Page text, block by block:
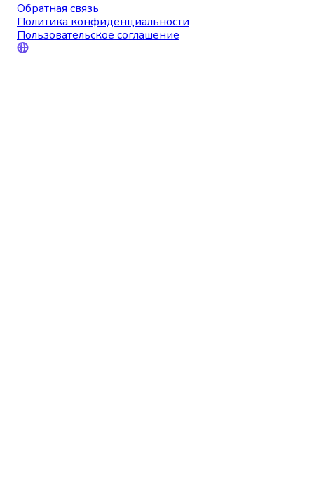
Обратная связь
Политика конфиденциальности
Пользовательское соглашение